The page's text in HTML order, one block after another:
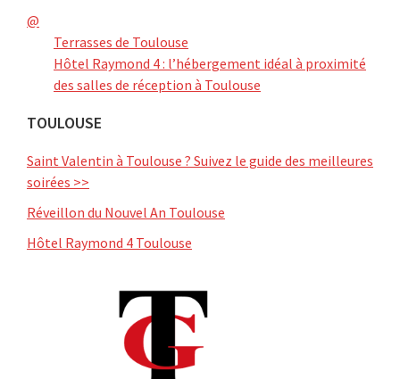
@
Terrasses de Toulouse
Hôtel Raymond 4 : l’hébergement idéal à proximité
des salles de réception à Toulouse
TOULOUSE
Saint Valentin à Toulouse ? Suivez le guide des meilleures
soirées >>
Réveillon du Nouvel An Toulouse
Hôtel Raymond 4 Toulouse